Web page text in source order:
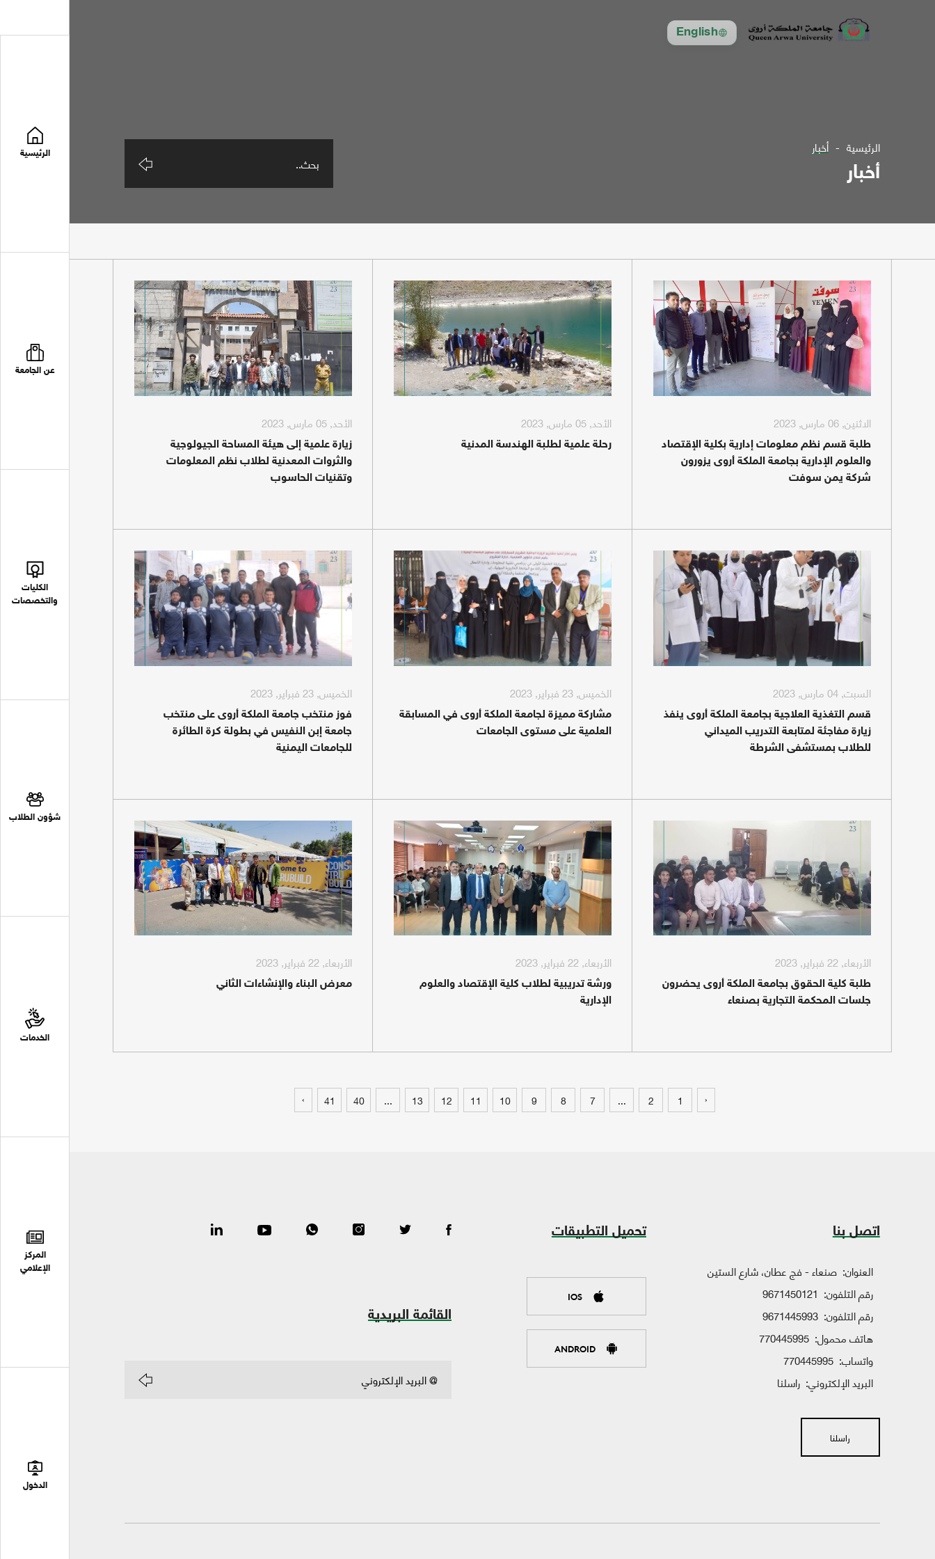
English
الرئيسية
عن الجامعة
الكليات
والتخصصات
شؤون الطلاب
الخدمات
المركز
الإعلامي
الدخول
الرئيسية أخبار
أخبار
الاثنين, 06 مارس, 2023
طلبة قسم نظم معلومات إدارية بكلية الإقتصاد
والعلوم الإدارية بجامعة الملكة أروى يزورون
شركة يمن سوفت
الأحد, 05 مارس, 2023
رحلة علمية لطلبة الهندسة المدنية
الأحد, 05 مارس, 2023
زيارة علمية إلى هيئة المساحة الجيولوجية
والثروات المعدنية لطلاب نظم المعلومات
وتقنيات الحاسوب
السبت, 04 مارس, 2023
قسم التغذية العلاجية بجامعة الملكة أروى ينفذ
زيارة مفاجئة لمتابعة التدريب الميداني
للطلاب بمستشفى الشرطة
الخميس, 23 فبراير, 2023
مشاركة مميزة لجامعة الملكة أروى في المسابقة
العلمية على مستوى الجامعات
الخميس, 23 فبراير, 2023
فوز منتخب جامعة الملكة أروى على منتخب
جامعة إبن النفيس في بطولة كرة الطائرة
للجامعات اليمنية
الأربعاء, 22 فبراير, 2023
طلبة كلية الحقوق بجامعة الملكة أروى يحضرون
جلسات المحكمة التجارية بصنعاء
الأربعاء, 22 فبراير, 2023
ورشة تدريبية لطلاب كلية الإقتصاد والعلوم
الإدارية
الأربعاء, 22 فبراير, 2023
معرض البناء والإنشاءات الثاني
‹
1
2
...
7
8
9
10
11
12
13
...
40
41
›
اتصل بنا
العنوان: صنعاء - فج عطان، شارع الستين
رقم التلفون: 9671450121
رقم التلفون: 9671445993
هاتف محمول: 770445995
واتساب: 770445995
البريد الإلكتروني: راسلنا
راسلنا
تحميل التطبيقات
IOS
ANDROID
القائمة البريدية